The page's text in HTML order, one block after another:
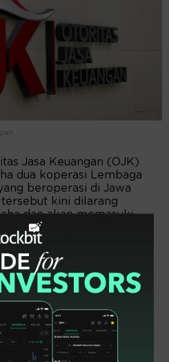
Jasa Keuangan (OJK)
dua koperasi Lembaga
beroperasi di Jawa
tersebut kini dilarang
dan akan memasuki
terhadap Koperasi
(LKM) Agribisnis Randu
Desa Tegalrandu,
Magelang.
usaha tersebut berlaku